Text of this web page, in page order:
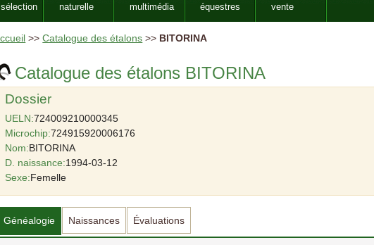
naturelle
multimédia
équestres
vente
>>Catalogue des étalons >> BITORINA
Catalogue des étalons BITORINA
Dossier
UELN:724009210000345
Microchip:724915920006176
Nom:BITORINA
D. naissance:1994-03-12
Sexe:Femelle
Généalogie Naissances Évaluations